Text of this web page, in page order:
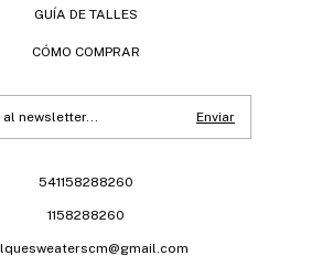
GUÍA DE TALLES
CÓMO COMPRAR
541158288260
1158288260